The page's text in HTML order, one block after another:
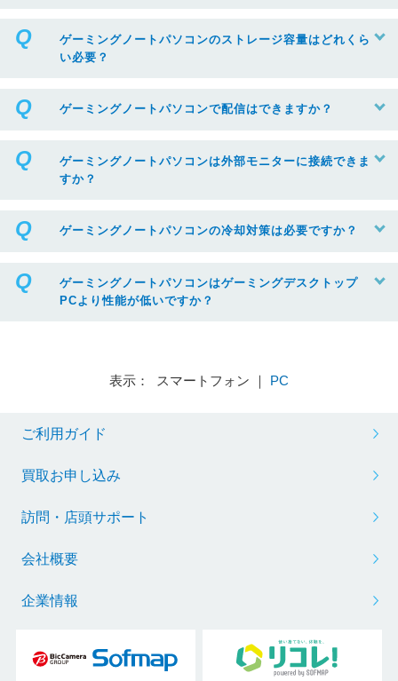
ゲーミングノートパソコンのストレージ容量はどれくら
い必要？
ゲーミングノートパソコンで配信はできますか？
ゲーミングノートパソコンは外部モニターに接続できま
すか？
ゲーミングノートパソコンの冷却対策は必要ですか？
ゲーミングノートパソコンはゲーミングデスクトップ
PCより性能が低いですか？
表示： スマートフォン ｜ PC
ご利用ガイド
買取お申し込み
訪問・店頭サポート
会社概要
企業情報